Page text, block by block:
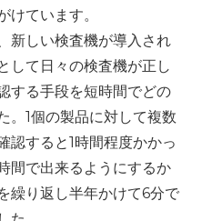
けています。
新しい検査機が導入され
して日々の検査機が正し
する手段を短時間でどの
。1個の製品に対して複数
認すると1時間程度かかっ
間で出来るようにするか
繰り返し半年かけて6分で